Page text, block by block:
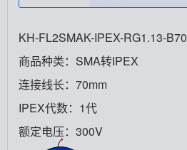
KH-FL2SMAK-IPEX-RG1.13-B70
商品种类：SMA转IPEX
连接线长：70mm
IPEX代数：1代
额定电压：300V